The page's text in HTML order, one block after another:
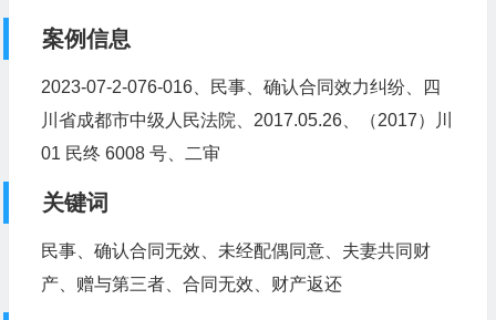
案例信息
2023-07-2-076-016、民事、确认合同效力纠纷、四
川省成都市中级人民法院、2017.05.26、（2017）川
01 民终 6008 号、二审
关键词
民事、确认合同无效、未经配偶同意、夫妻共同财
产、赠与第三者、合同无效、财产返还